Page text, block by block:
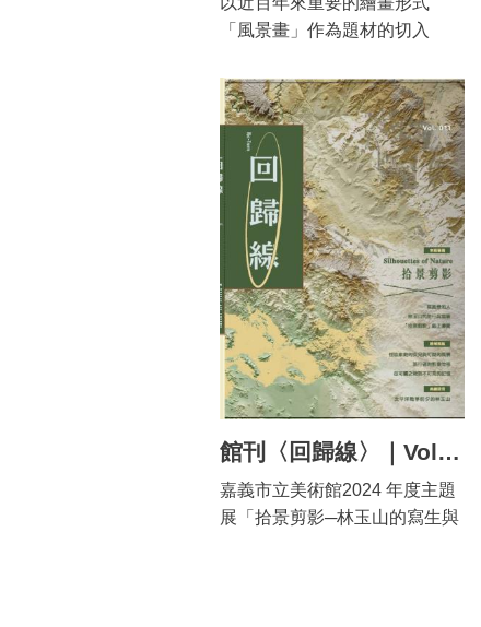
不同的思考。李錦繡（1953-
2003）與何明桂（1978-）則是
李錦繡具超現實無意識的黑色
團塊系列，隱含著自身在大學
畢業階段，對於人生、宗教、
家庭的焦慮，卻也成就其此階
段獨樹一格的創作風格。何明
桂的作品以前世、今生與命運
的劇本構成，與李錦繡作品所
隱含的宗教觀形成有趣的交集
與共鳴。 此展覽與其說是立基
於關係（夫妻、師生與世代）
的交會，更應該說是關係之外
所衍生的交互性與差異性，作
品也在這樣的關係交疊之上移
位換意、互為評註，在通過藝
術的規則中，以及作品所構成
的肉、體、場、形之間，反轉
彼此的凝視並敞開對話。
「風景畫」作為題材的切入
概念，尋思其在不同時代背
景、創作形式和媒材中的展
現、轉變與詮釋，以及概念發
展至當代藝術創作中，如何藉
由風景的概念反身審視人與環
境、城市的關係。 《辶反風
景》之「辶反」擁有重返、反
思之意，重新思考藝術家如何
透過藝術創作與行動，再現自
身與自然的詮釋和批判關係。
本展覽子主題包含「#被體現的
自然」、「#內在風景」、「#
媒介中的觀景」和「#激進的風
景」，穿梭於不同的時間軸
線，思索各時代作品在「風
景」概念中的藝術、社會與文
化含義。 展出內容包含日本時
館刊〈回歸線〉｜Vol.011｜拾景剪影
嘉義市立美術館2024 年度主題
展「拾景剪影─林玉山的寫生與